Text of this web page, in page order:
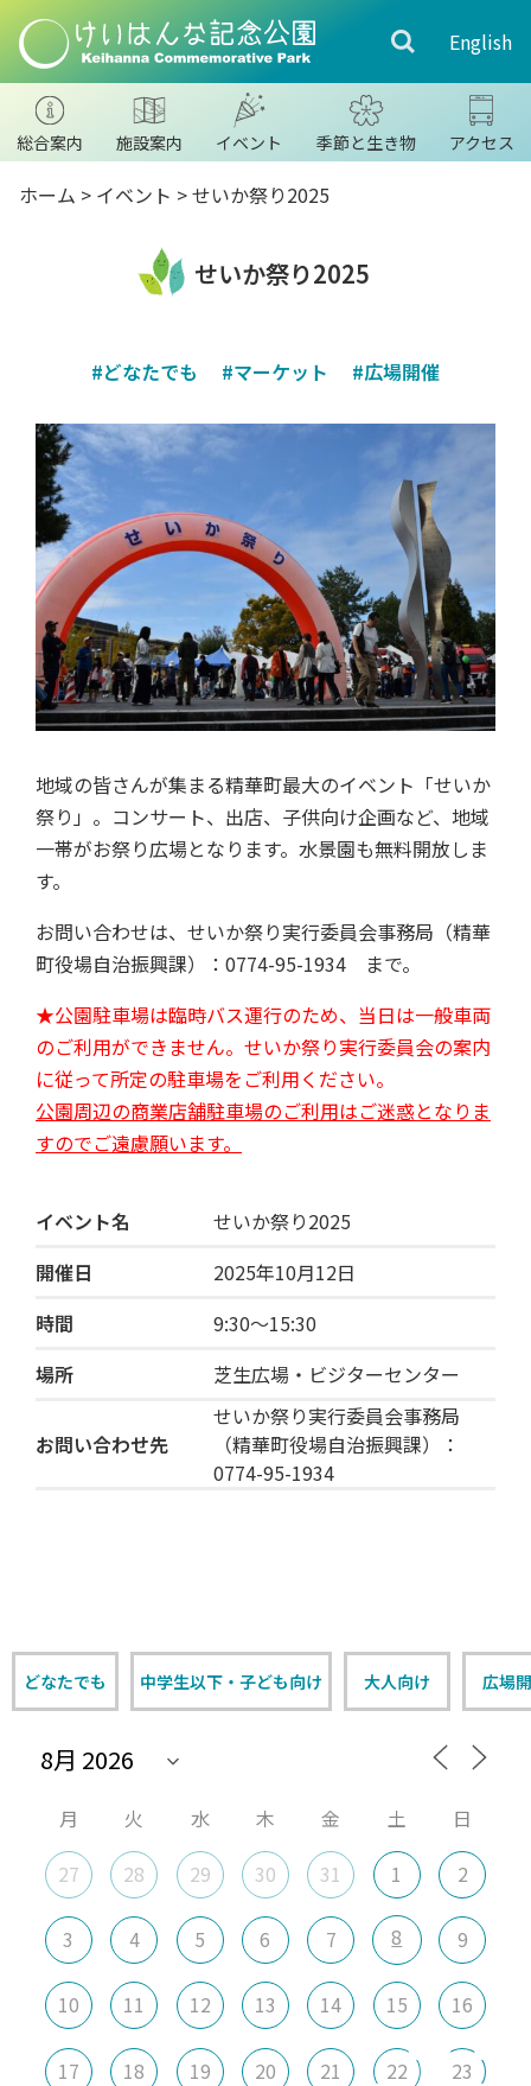
English
総合案内 施設案内 イベント 季節と生き物 アクセス
ホーム > イベント > せいか祭り2025
せいか祭り2025
#どなたでも #マーケット #広場開催
地域の皆さんが集まる精華町最大のイベント「せいか
祭り」。コンサート、出店、子供向け企画など、地域
一帯がお祭り広場となります。水景園も無料開放しま
す。
お問い合わせは、せいか祭り実行委員会事務局（精華
町役場自治振興課）：0774-95-1934 まで。
★公園駐車場は臨時バス運行のため、当日は一般車両
のご利用ができません。せいか祭り実行委員会の案内
に従って所定の駐車場をご利用ください。
公園周辺の商業店舗駐車場のご利用はご迷惑となりま
すのでご遠慮願います。
イベント名
せいか祭り2025
開催日
2025年10月12日
時間
9:30〜15:30
場所
芝生広場・ビジターセンター
お問い合わせ先
せいか祭り実行委員会事務局
（精華町役場自治振興課）：
0774-95-1934
どなたでも 中学生以下・子ども向け 大人向け 広場
月 火 水 木 金 土
日
27
28 29 30 31 1 2
3 4 5 6 7 8 9
10 11 12 13 14 15 16
17 18 19 20 21 22 23